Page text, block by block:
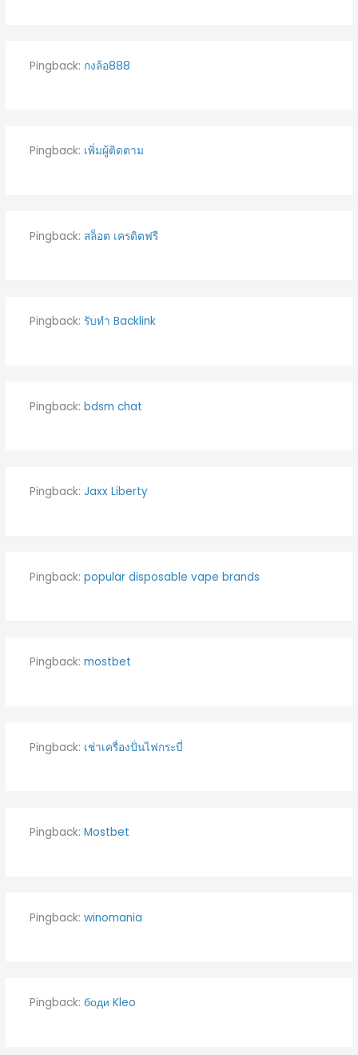
Pingback: กงล้อ888
Pingback: เพิ่มผู้ติดตาม
Pingback: สล็อต เครดิตฟรี
Pingback: รับทำ Backlink
Pingback: bdsm chat
Pingback: Jaxx Liberty
Pingback: popular disposable vape brands
Pingback: mostbet
Pingback: เช่าเครื่องปั่นไฟกระบี่
Pingback: Mostbet
Pingback: winomania
Pingback: боди Kleo